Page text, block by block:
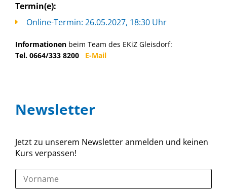
Newsletter
Jetzt zu unserem Newsletter anmelden und keinen
Kurs verpassen!
Termin(e):
Online-Termin: 26.05.2027, 18:30 Uhr
Informationen beim Team des EKiZ Gleisdorf:
Tel. 0664/333 8200 E-Mail